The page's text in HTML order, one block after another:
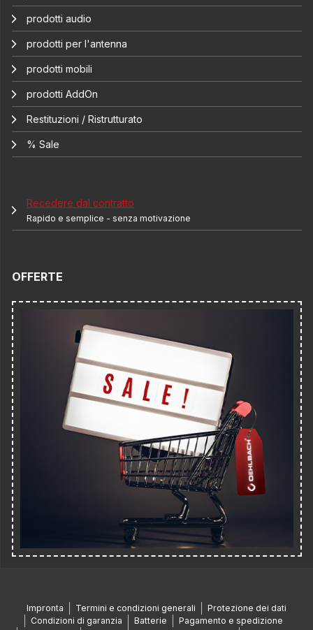
prodotti audio
prodotti per l'antenna
prodotti mobili
prodotti AddOn
Restituzioni / Ristrutturato
% Sale
Recedere dal contratto
Rapido e semplice - senza motivazione
OFFERTE
Impronta Termini e condizioni generali
Protezione dei dati
Condizioni di garanzia
Batterie
Pagamento e spedizione